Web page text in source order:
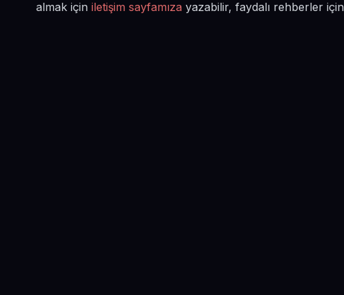
almak için iletişim sayfamıza yazabilir, faydalı rehberler için